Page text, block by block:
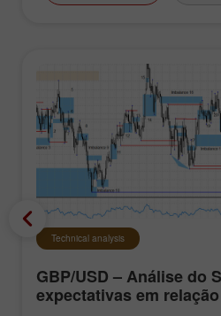
Technical analysis
GBP/USD – Análise do
expectativas em